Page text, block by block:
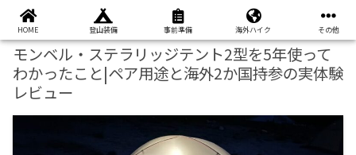
本ページはプロモーションが含まれています
モンベル・ステラリッジテント2型を5年使って
わかったこと|ペア用途と海外2か国持参の実体験
レビュー
HOME 登山装備 事前準備 海外ハイク その他